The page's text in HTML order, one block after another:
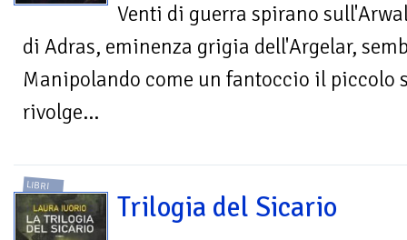
Venti di guerra spirano
di Adras, eminenza grigia dell'Argelar,
Manipolando come un fantoccio il piccolo
rivolge...
LIBRI
Trilogia del Sicario